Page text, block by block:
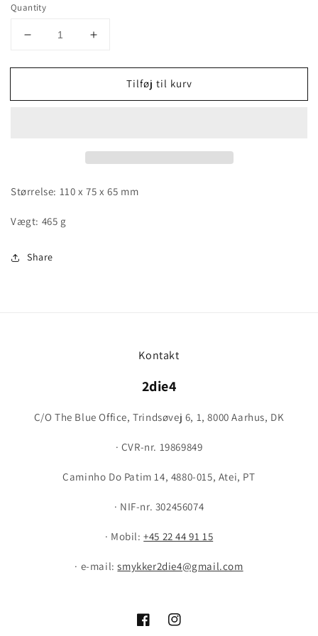
Quantity
Decrease
for
cluster
Increase
for
Quartz
cluster
Tilføj til kurv
Størrelse: 110 x 75 x 65 mm
Vægt: 465 g
Share
Kontakt
2die4
C/O The Blue Office, Trindsøvej 6, 1, 8000 Aarhus, DK
· CVR-nr. 19869849
Caminho Do Patim 14, 4880-015, Atei, PT
· NIF-nr. 302456074
· Mobil:+45 22 44 91 15
· e-mail:smykker2die4@gmail.com
FacebookInstagram